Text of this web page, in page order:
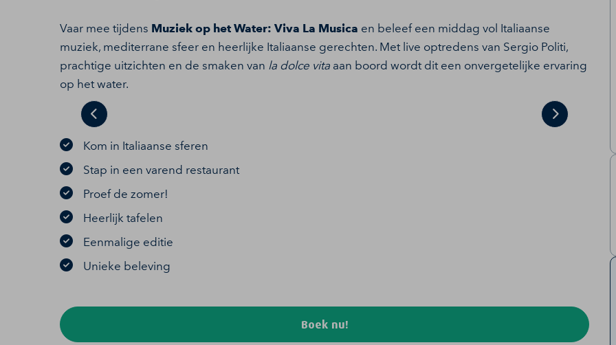
Vaar mee tijdens Muziek op het Water: Viva La Musica en beleef een middag vol Italiaanse
muziek, mediterrane sfeer en heerlijke Italiaanse gerechten. Met live optredens van Sergio Politi,
prachtige uitzichten en de smaken van la dolce vita aan boord wordt dit een onvergetelijke ervaring
op het water.
Previous
Next
Kom in Italiaanse sferen
Stap in een varend restaurant
Proef de zomer!
Heerlijk tafelen
Eenmalige editie
Unieke beleving
Boek nu!